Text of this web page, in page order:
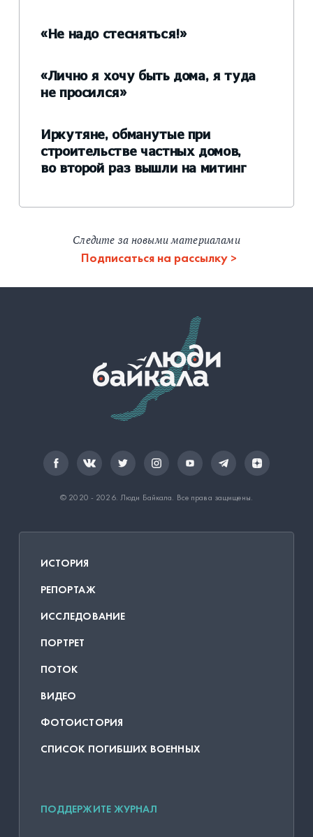
«Не надо стесняться!»
«Лично я хочу быть дома, я туда
не просился»
Иркутяне, обманутые при
строительстве частных домов,
во второй раз вышли на митинг
Следите за новыми материалами
Подписаться на рассылку
© 2020 - 2026. Люди Байкала . Все права защищены.
ИСТОРИЯ
РЕПОРТАЖ
ИССЛЕДОВАНИЕ
ПОРТРЕТ
ПОТОК
ВИДЕО
ФОТОИСТОРИЯ
СПИСОК ПОГИБШИХ ВОЕННЫХ
ПОДДЕРЖИТЕ ЖУРНАЛ